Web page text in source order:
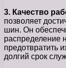
3. Качество
позволяет
шин. Он
распределение
предотвратить
долгий срок